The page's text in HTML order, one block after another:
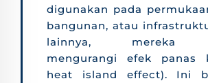
digunakan pada
bangunan, atau
lainnya, mereka
mengurangi efek panas
heat island effect). Ini